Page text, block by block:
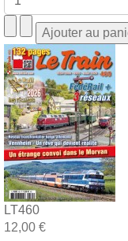
LT460
12,00 €